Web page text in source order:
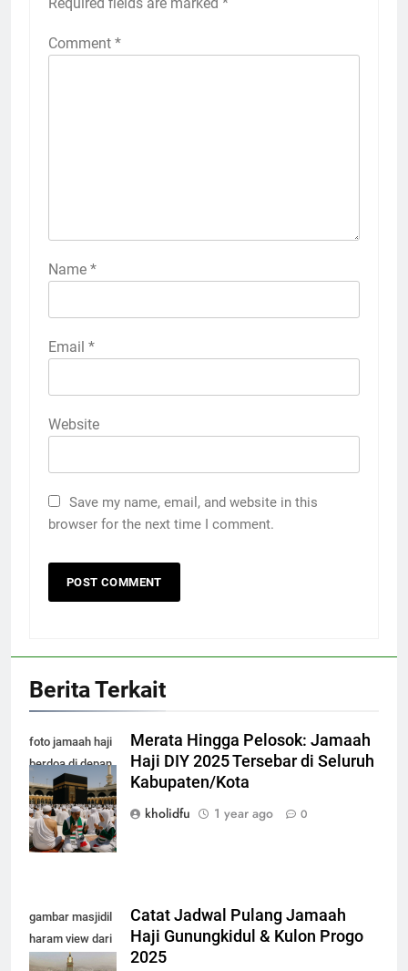
Comment *
Name *
Email *
Website
Save my name, email, and website in this
browser for the next time I comment.
Berita Terkait
foto jamaah haji
berdoa di depan
kabah masjidil
haram makkah
Merata Hingga Pelosok: Jamaah
Haji DIY 2025 Tersebar di Seluruh
Kabupaten/Kota
kholidfu
1 year ago 0
gambar masjidil
haram view dari
atas terbaru
Catat Jadwal Pulang Jamaah
Haji Gunungkidul & Kulon Progo
2025